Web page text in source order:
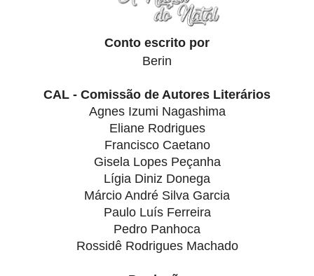
Conto escrito por
Berin
Eliane Rodrigues
Francisco Caetano
Gisela Lopes Peçanha
Lígia Diniz Donega
Márcio André Silva Garcia
Paulo Luís Ferreira
Pedro Panhoca
Rossidê Rodrigues Machado